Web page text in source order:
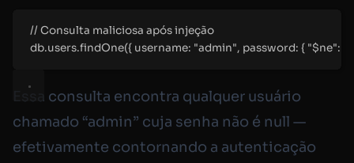
// Consulta maliciosa após injeção
db.users.findOne({ username: "admin", password: { "$ne":
Essa consulta encontra qualquer usuário
chamado “admin” cuja senha não é null —
efetivamente contornando a autenticação